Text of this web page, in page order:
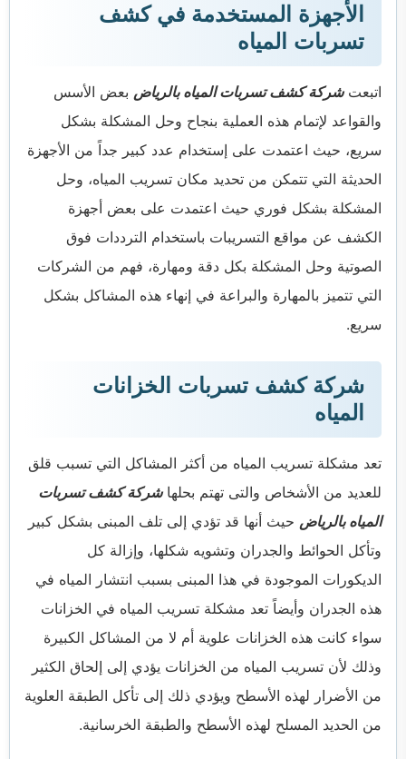
الأجهزة المستخدمة في كشف
تسربات المياه
اتبعتشركة كشف تسربات المياه بالرياض بعض الأسس
والقواعد لإتمام هذه العملية بنجاح وحل المشكلة بشكل
سريع، حيث اعتمدت على إستخدام عدد كبير جداً من الأجهزة
الحديثة التي تتمكن من تحديد مكان تسريب المياه، وحل
المشكلة بشكل فوري حيث اعتمدت على بعض أجهزة
الكشف عن مواقع التسريبات باستخدام الترددات فوق
الصوتية وحل المشكلة بكل دقة ومهارة، فهم من الشركات
التي تتميز بالمهارة والبراعة في إنهاء هذه المشاكل بشكل
سريع.
شركة كشف تسربات الخزانات
المياه
تعد مشكلة تسريب المياه من أكثر المشاكل التي تسبب قلق
للعديد من الأشخاص والتى تهتم بحلهاشركة كشف تسربات
المياه بالرياض حيث أنها قد تؤدي إلى تلف المبنى بشكل كبير
وتأكل الحوائط والجدران وتشويه شكلها، وإزالة كل
الديكورات الموجودة في هذا المبنى بسبب انتشار المياه في
هذه الجدران وأيضاً تعد مشكلة تسريب المياه في الخزانات
سواء كانت هذه الخزانات علوية أم لا من المشاكل الكبيرة
وذلك لأن تسريب المياه من الخزانات يؤدي إلى إلحاق الكثير
من الأضرار لهذه الأسطح ويؤدي ذلك إلى تأكل الطبقة العلوية
من الحديد المسلح لهذه الأسطح والطبقة الخرسانية.